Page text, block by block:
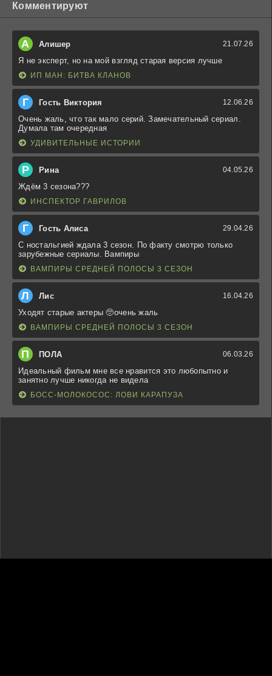
Комментируют
А Алишер 21.07.26
Я не эксперт, но на мой взгляд старая версия лучше
ИП МАН: БИТВА КЛАНОВ
Г Гость Виктория 12.06.26
Очень жаль, что так мало серий. Замечательный сериал.
Думала там очередная
УДИВИТЕЛЬНЫЕ ИСТОРИИ
Р Рина 04.05.26
Ждём 3 сезона???
ИНСПЕКТОР ГАВРИЛОВ
Г Гость Алиса 29.04.26
С ностальгией ждала 3 сезон. По факту смотрю только
зарубежные сериалы. Вампиры
ВАМПИРЫ СРЕДНЕЙ ПОЛОСЫ 3 СЕЗОН
Л Лис 16.04.26
Уходят старые актеры 🥺очень жаль
ВАМПИРЫ СРЕДНЕЙ ПОЛОСЫ 3 СЕЗОН
П ПОЛА 06.03.26
Идеальный фильм мне все нравится это любопытно и
занятно лучше никогда не видела
БОСС-МОЛОКОСОС: ЛОВИ КАРАПУЗА